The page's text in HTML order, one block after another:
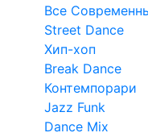
Все
Street Dance
Хип-хоп
Break Dance
Контемпорари
Jazz Funk
Dance Mix